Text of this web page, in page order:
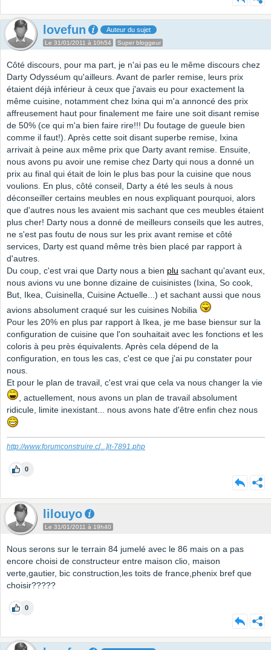
lovefun Auteur du sujet
Le 31/01/2011 à 10h54 Super bloggeur
Côté discours, pour ma part, je n'ai pas eu le même discours chez
Darty Odysséum qu'ailleurs. Avant de parler remise, leurs prix
étaient déjà inférieur à ceux que j'avais eu pour exactement la
même cuisine, notamment chez Ixina qui m'a annoncé des prix
affreusement haut pour finalement me faire une soit disant remise
de 50% (ce qui m'a bien faire rire!!! Du foutage de gueule bien
comme il faut!). Après cette soit disant superbe remise, Ixina
arrivait à peine aux même prix que Darty avant remise. Ensuite,
nous avons pu avoir une remise chez Darty qui nous a donné un
prix au final qui était de loin le plus bas pour la cuisine que nous
voulions. En plus, côté conseil, Darty a été les seuls à nous
déconseiller certains meubles en nous expliquant pourquoi, alors
que d'autres nous les avaient mis sachant que ces meubles étaient
plus cher! Darty nous a donné de meilleurs conseils que les autres,
ne s'est pas foutu de nous sur les prix avant remise et côté
services, Darty est quand même très bien placé par rapport à
d'autres.
Du coup, c'est vrai que Darty nous a bien plu sachant qu'avant eux,
nous avions vu une bonne dizaine de cuisinistes (Ixina, So cook,
But, Ikea, Cuisinella, Cuisine Actuelle...) et sachant aussi que nous
avions absolument craqué sur les cuisines Nobilia
Pour les 20% en plus par rapport à Ikea, je me base biensur sur la
configuration de cuisine que l'on souhaitait avec les fonctions et les
coloris à peu près équivalents. Après cela dépend de la
configuration, en tous les cas, c'est ce que j'ai pu constater pour
nous.
Et pour le plan de travail, c'est vrai que cela va nous changer la vie
, actuellement, nous avons un plan de travail absolument
ridicule, limite inexistant... nous avons hate d'être enfin chez nous
http://www.forumconstruire.c[...]it-7891.php
0
lilouyo
Le 31/01/2011 à 19h40
Nous serons sur le terrain 84 jumelé avec le 86 mais on a pas
encore choisi de constructeur entre maison clio, maison
verte,gautier, bic construction,les toits de france,phenix bref que
choisir?????
0